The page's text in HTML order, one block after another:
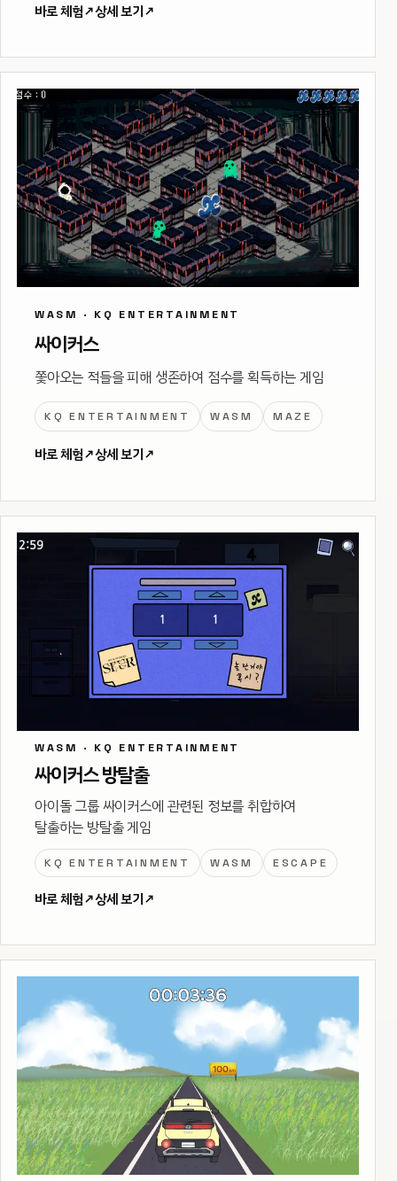
바로 체험↗상세 보기↗
WASM · KQ ENTERTAINMENT
싸이커스
쫓아오는 적들을 피해 생존하여 점수를 획득하는 게임
KQ ENTERTAINMENT WASM MAZE
바로 체험↗상세 보기↗
WASM · KQ ENTERTAINMENT
싸이커스 방탈출
아이돌 그룹 싸이커스에 관련된 정보를 취합하여
탈출하는 방탈출 게임
KQ ENTERTAINMENT WASM ESCAPE
바로 체험↗상세 보기↗